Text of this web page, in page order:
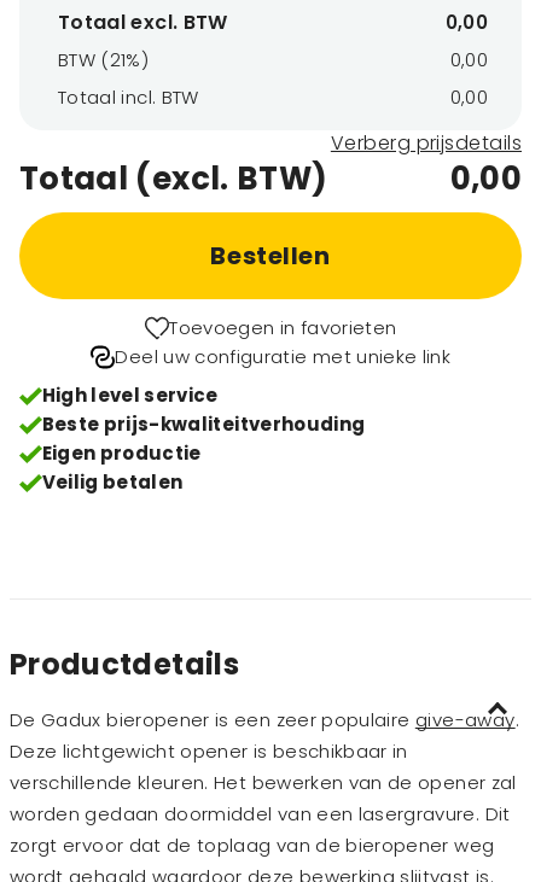
Totaal excl. BTW
0,00
BTW (21%)
0,00
Totaal incl. BTW
0,00
Verberg prijsdetails
Totaal (excl. BTW) 0,00
Bestellen
Toevoegen in favorieten
Deel uw configuratie met unieke link
High level service
Beste prijs-kwaliteitverhouding
Eigen productie
Veilig betalen
Productdetails
De Gadux bieropener is een zeer populaire give-away.
Deze lichtgewicht opener is beschikbaar in
verschillende kleuren. Het bewerken van de opener zal
worden gedaan doormiddel van een lasergravure. Dit
zorgt ervoor dat de toplaag van de bieropener weg
wordt gehaald waardoor deze bewerking slijtvast is.